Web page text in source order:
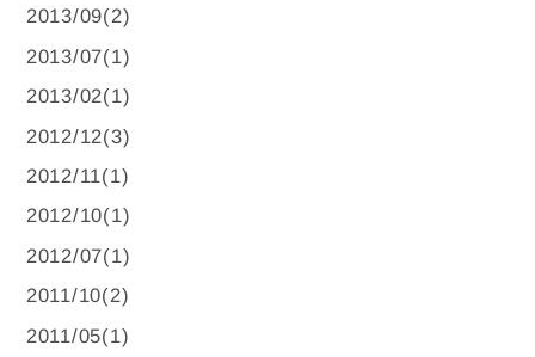
2013/09(2)
2013/07(1)
2013/02(1)
2012/12(3)
2012/11(1)
2012/10(1)
2012/07(1)
2011/10(2)
2011/05(1)